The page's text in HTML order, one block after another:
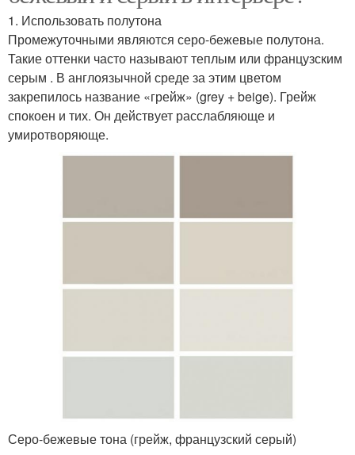
1. Использовать полутона
Промежуточными являются серо-бежевые полутона.
Такие оттенки часто называют теплым или французским
серым . В англоязычной среде за этим цветом
закрепилось название «грейж» (grey + beige). Грейж
спокоен и тих. Он действует расслабляюще и
умиротворяюще.
Серо-бежевые тона (грейж, французский серый)